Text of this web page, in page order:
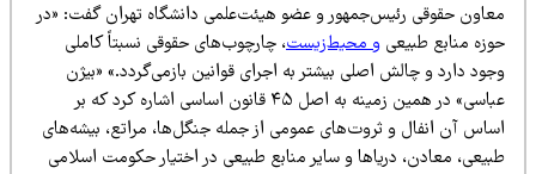
حقوقی رئیس‌جمهور و عضو هیئت‌علمی دانشگاه تهران گفت: «در
منابع طبیعیو محیط‌زیست، چارچوب‌های حقوقی نسبتاً کاملی
دارد و چالش اصلی بیشتر به اجرای قوانین بازمی‌گردد.» «بیژن
عباسی» در همین زمینه به اصل ۴۵ قانون اساسی اشاره کرد که بر
آن انفال و ثروت‌های عمومی از جمله جنگل‌ها، مراتع، بیشه‌های
معادن، دریاها و سایر منابع طبیعی در اختیار حکومت اسلامی